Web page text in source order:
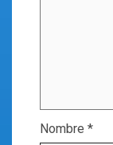
Nombre *